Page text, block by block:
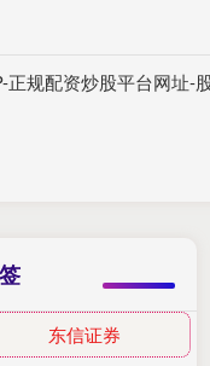
正规配资炒股平台网址-
东信证券